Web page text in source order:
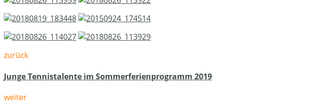
zurück
Junge Tennistalente im Sommerferienprogramm 2019
weiter